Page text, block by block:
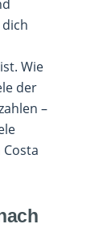
Wie
der
–